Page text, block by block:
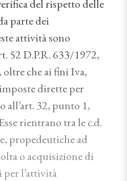
del rispetto delle
parte dei
attività sono
52 D.P.R. 633/1972,
oltre che ai fini Iva,
dirette per
all’art. 32, punto 1,
rientrano tra le c.d.
propedeutiche ad
o acquisizione di
l’attività